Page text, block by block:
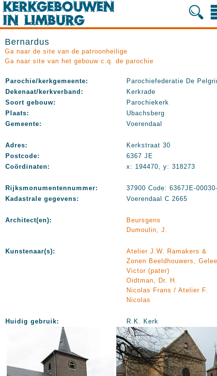
Bernardus
Ga naar de site van de patroonheilige
Ga naar site van het gebouw c.q. de parochie
Parochie/kerkgemeente:
Parochiefederatie De
Dekenaat/kerkverband:
Kerkrade
Soort gebouw:
Parochiekerk
Plaats:
Ubachsberg
Gemeente:
Voerendaal
Adres:
Kerkstraat 30
Postcode:
6367 JE
Coördinaten:
x: 194470, y: 318273
Rijksmonumentennummer:
37900 Code: 6367JE-
Kadastrale gegevens:
Voerendaal C 2665
Architect(en):
Beursgens
Dumoulin, J.
Kunstenaar(s):
Atelier J.W. Ramakers &
Zonen Beeldhouwers,
Victor (pater)
Oidtman, Dr. H.
Nicolas Frans / Atelier F.
Nicolas
Huidig gebruik: R.K. Kerk